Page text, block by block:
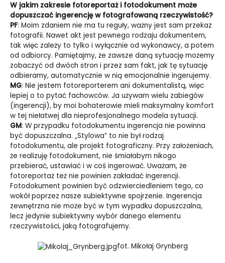
W jakim zakresie fotoreportaż i fotodokument może
dopuszczać ingerencję w fotografowaną rzeczywistość?
PF: Moim zdaniem nie ma tu reguły, ważny jest sam przekaz
fotografii. Nawet akt jest pewnego rodzaju dokumentem,
tak więc zależy to tylko i wyłącznie od wykonawcy, a potem
od odbiorcy. Pamiętajmy, że zawsze daną sytuację możemy
zobaczyć od dwóch stron i przez sam fakt, jak tę sytuację
odbieramy, automatycznie w nią emocjonalnie ingerujemy.
MG: Nie jestem fotoreporterem ani dokumentalistą, więc
lepiej o to pytać fachowców. Ja używam wielu zabiegów
(ingerencji), by moi bohaterowie mieli maksymalny komfort
w tej niełatwej dla nieprofesjonalnego modela sytuacji.
GM: W przypadku fotodokumentu ingerencja nie powinna
być dopuszczalna. „Stylowa” to nie był rodzaj
fotodokumentu, ale projekt fotograficzny. Przy założeniach,
że realizuję fotodokument, nie śmiałabym nikogo
przebierać, ustawiać i w coś ingerować. Uważam, że
fotoreportaż też nie powinien zakładać ingerencji.
Fotodokument powinien być odzwierciedleniem tego, co
wokół poprzez nasze subiektywne spojrzenie. Ingerencja
zewnętrzna nie może być w tym wypadku dopuszczalna,
lecz jedynie subiektywny wybór danego elementu
rzeczywistości, jaką fotografujemy.
fot. Mikołaj Grynberg